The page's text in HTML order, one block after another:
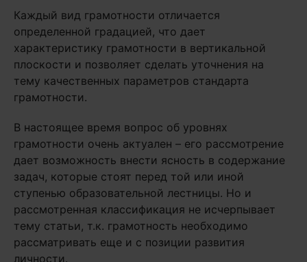
Каждый вид грамотности отличается
определенной градацией, что дает
характеристику грамотности в вертикальной
плоскости и позволяет сделать уточнения на
тему качественных параметров стандарта
грамотности.
В настоящее время вопрос об уровнях
грамотности очень актуален – его рассмотрение
дает возможность внести ясность в содержание
задач, которые стоят перед той или иной
ступенью образовательной лестницы. Но и
рассмотренная классификация не исчерпывает
тему статьи, т.к. грамотность необходимо
рассматривать еще и с позиции развития
личности.